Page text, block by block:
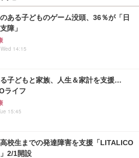
ある子どものゲーム没頭、36％が「日
障」
14:15
子どもと家族、人生＆家計を支援…
ライフ
15:45
校生までの発達障害を支援「LITALICO
2/1開設